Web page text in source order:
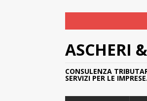
ASCHERI
CONSULENZA
SERVIZI PER LE IMPRESE.